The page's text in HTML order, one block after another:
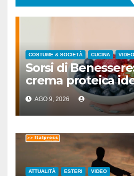
COSTUME & SOCIETÀ CUCINA VIDEO
Sorsi di
crema proteica
spuntino
AGO 9, 2026
ATTUALITÀ ESTERI VIDEO